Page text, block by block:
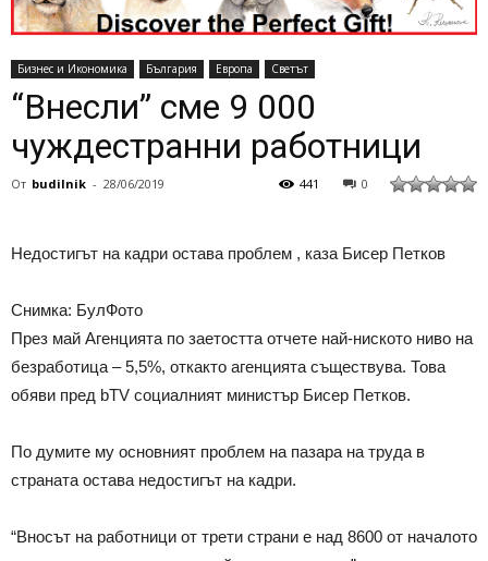
Бизнес и Икономика България Европа Светът
“Внесли” сме 9 000
чуждестранни работници
От budilnik - 28/06/2019 0
441
Недостигът на кадри остава проблем , каза Бисер Петков
Снимка: БулФото
През май Агенцията по заетостта отчете най-ниското ниво на
безработица – 5,5%, откакто агенцията съществува. Това
обяви пред bTV социалният министър Бисер Петков.
По думите му основният проблем на пазара на труда в
страната остава недостигът на кадри.
“Вносът на работници от трети страни е над 8600 от началото